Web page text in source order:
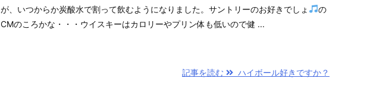
が、いつからか炭酸水で割って飲むようになりました。サントリーのお好きでしょ
の
CMのころかな・・・ウイスキーはカロリーやプリン体も低いので健 ...
記事を読む ハイボール好きですか？